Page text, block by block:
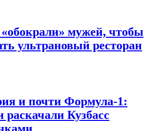
мужей, чтобы
ультрановый ресторан
и почти Формула-1:
раскачали Кузбасс